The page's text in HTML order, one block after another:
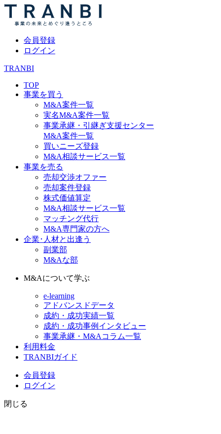
会員登録
ログイン
TRANBI
TOP
事業を買う
M&A案件一覧
実名M&A案件一覧
事業承継・引継ぎ支援センター
M&A案件一覧
買いニーズ登録
M&A相談サービス一覧
事業を売る
売却交渉オファー
売却案件登録
株式価値算定
M&A相談サービス一覧
マッチング代行
M&A専門家の方へ
企業･人材と出逢う
副業部
M&Aな部
M&Aについて学ぶ
e-learning
アドバンスドデータ
成約・成功実績一覧
成約・成功事例インタビュー
事業承継・M&Aコラム一覧
利用料金
TRANBIガイド
会員登録
ログイン
閉じる